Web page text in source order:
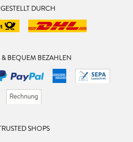
DURCH
BEQUEM BEZAHLEN
SHOPS